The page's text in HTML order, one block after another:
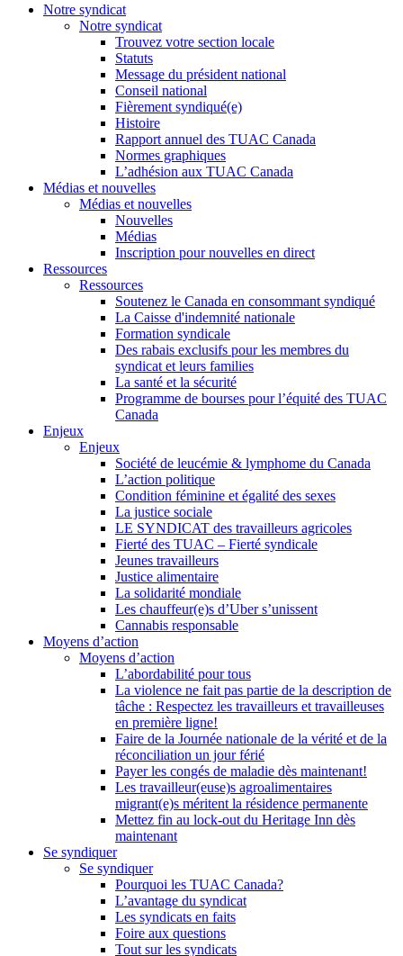
Notre syndicat
Notre syndicat
Trouvez votre section locale
Statuts
Message du président national
Conseil national
Fièrement syndiqué(e)
Histoire
Rapport annuel des TUAC Canada
Normes graphiques
L’adhésion aux TUAC Canada
Médias et nouvelles
Médias et nouvelles
Nouvelles
Médias
Inscription pour nouvelles en direct
Ressources
Ressources
Soutenez le Canada en consommant syndiqué
La Caisse d'indemnité nationale
Formation syndicale
Des rabais exclusifs pour les membres du
syndicat et leurs families
La santé et la sécurité
Programme de bourses pour l’équité des TUAC
Canada
Enjeux
Enjeux
Société de leucémie & lymphome du Canada
L’action politique
Condition féminine et égalité des sexes
La justice sociale
LE SYNDICAT des travailleurs agricoles
Fierté des TUAC – Fierté syndicale
Jeunes travailleurs
Justice alimentaire
La solidarité mondiale
Les chauffeur(e)s d’Uber s’unissent
Cannabis responsable
Moyens d’action
Moyens d’action
L’abordabilité pour tous
La violence ne fait pas partie de la description de
tâche : Respectez les travailleurs et travailleuses
en première ligne!
Faire de la Journée nationale de la vérité et de la
réconciliation un jour férié
Payer les congés de maladie dès maintenant!
Les travailleur(euse)s agroalimentaires
migrant(e)s méritent la résidence permanente
Mettez fin au lock-out du Heritage Inn dès
maintenant
Se syndiquer
Se syndiquer
Pourquoi les TUAC Canada?
L’avantage du syndicat
Les syndicats en faits
Foire aux questions
Tout sur les syndicats